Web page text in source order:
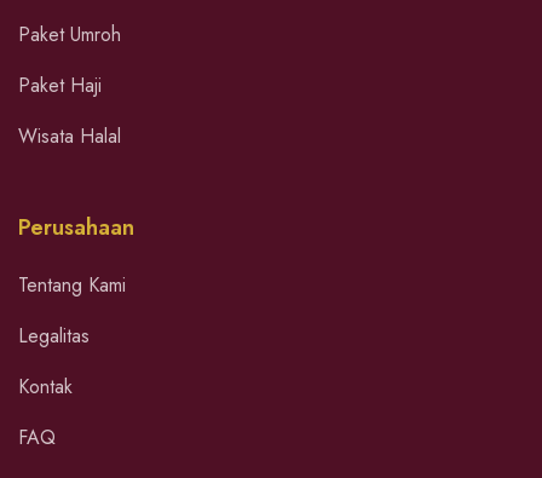
Paket Umroh
Paket Haji
Wisata Halal
Perusahaan
Tentang Kami
Legalitas
Kontak
FAQ